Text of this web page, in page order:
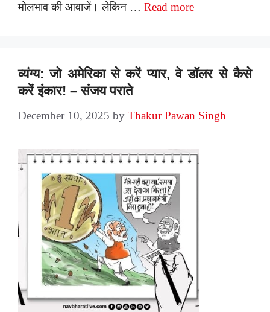
मोलभाव की आवाजें। लेकिन … Read more
व्यंग्य: जो अमेरिका से करें प्यार, वे डॉलर से कैसे
करें इंकार! – संजय पराते
December 10, 2025 by Thakur Pawan Singh